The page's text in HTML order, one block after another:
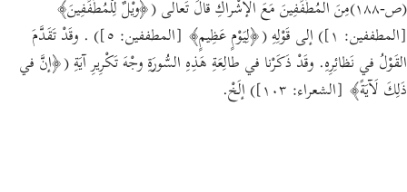
(ص-١٨٨)مِنَ المُطَفِّفِينَ مَعَ الإشْراكِ قالَ تَعالى (﴿ويْلٌ لِلْمُطَفِّفِينَ﴾
[المطففين: ١]) إلى قَوْلِهِ (﴿لِيَوْمٍ عَظِيمٍ﴾ [المطففين: ٥]) . وقَدْ تَقَدَّمَ
القَوْلُ في نَظائِرِهِ. وقَدْ ذَكَرْنا في طالِعَةِ هَذِهِ السُّورَةِ وجْهَ تَكْرِيرِ آيَةِ (﴿إنَّ في
ذَلِكَ لَآيَةً﴾ [الشعراء: ١٠٣]) إلَخْ.